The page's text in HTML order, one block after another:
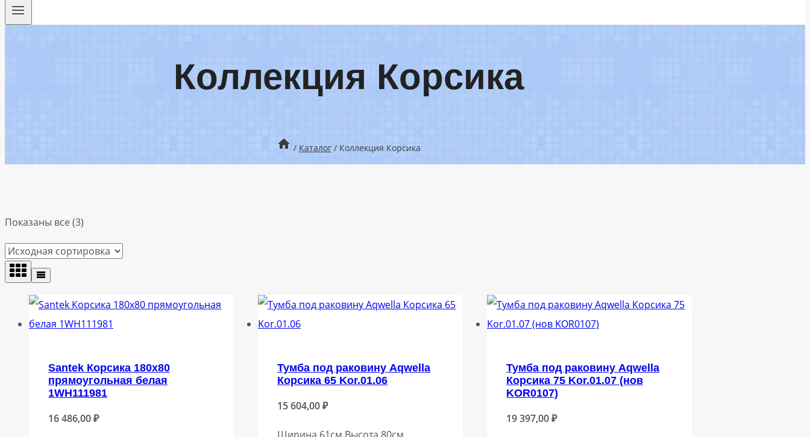
Коллекция Корсика
/ Каталог / Коллекция Корсика
Показаны все (3)
Santek Корсика 180х80
прямоугольная белая
1WH111981
16 486,00₽
Тумба под раковину Aqwella
Корсика 65 Kor.01.06
15 604,00₽
Тумба под раковину Aqwella
Корсика 75 Kor.01.07 (нов
KOR0107)
19 397,00₽